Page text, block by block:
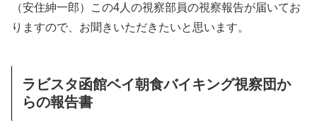
（安住紳一郎）この4人の視察部員の視察報告が届いてお
りますので、お聞きいただきたいと思います。
ラビスタ函館ベイ朝食バイキング視察団か
らの報告書